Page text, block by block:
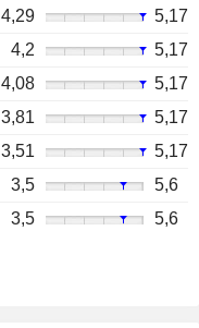
4,29
5,17
4,2
5,17
4,08
5,17
3,81
5,17
3,51
5,17
3,5
5,6
3,5 5,6